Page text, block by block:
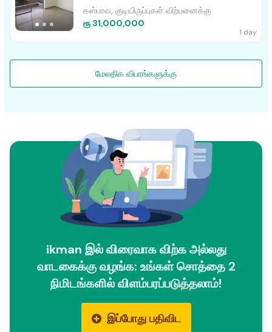
கஸ்பாவ, குடியிருப்புகள் விற்பனைக்கு
ரூ 31,000,000
1 day
மேலதிக விபரங்களுக்கு
ikman இல் விரைவாக விற்க அல்லது
வாடகைக்கு வழங்க: உங்கள் சொத்தை 2
நிமிடங்களில் விளம்பரப்படுத்தலாம்!
இப்போது பதிவிட